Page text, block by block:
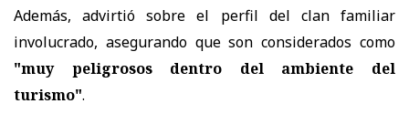
Además, advirtió sobre el perfil del clan familiar
involucrado, asegurando que son considerados como
"muy peligrosos dentro del ambiente del
turismo".